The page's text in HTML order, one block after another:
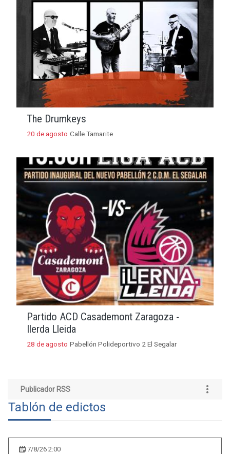
The Drumkeys
20 de agosto Calle Tamarite
Partido ACD Casademont Zaragoza -
Ilerda Lleida
28 de agosto Pabellón Polideportivo 2 El Segalar
Publicador RSS
Tablón de edictos
7/8/26 2:00